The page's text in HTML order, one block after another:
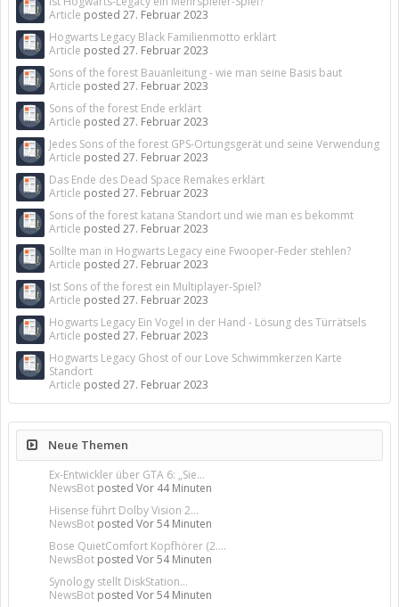
Article posted 27. Februar 2023
Hogwarts Legacy Black Familienmotto erklärt
Article posted 27. Februar 2023
Sons of the forest Bauanleitung - wie man seine Basis baut
Article posted 27. Februar 2023
Sons of the forest Ende erklärt
Article posted 27. Februar 2023
Jedes Sons of the forest GPS-Ortungsgerät und seine Verwendung
Article posted 27. Februar 2023
Das Ende des Dead Space Remakes erklärt
Article posted 27. Februar 2023
Sons of the forest katana Standort und wie man es bekommt
Article posted 27. Februar 2023
Sollte man in Hogwarts Legacy eine Fwooper-Feder stehlen?
Article posted 27. Februar 2023
Ist Sons of the forest ein Multiplayer-Spiel?
Article posted 27. Februar 2023
Hogwarts Legacy Ein Vogel in der Hand - Lösung des Türrätsels
Article posted 27. Februar 2023
Hogwarts Legacy Ghost of our Love Schwimmkerzen Karte
Standort
Article posted 27. Februar 2023
Neue Themen
Ex-Entwickler über GTA 6: „Sie...
NewsBot posted Vor 44 Minuten
Hisense führt Dolby Vision 2...
NewsBot posted Vor 54 Minuten
Bose QuietComfort Kopfhörer (2....
NewsBot posted Vor 54 Minuten
Synology stellt DiskStation...
NewsBot posted Vor 54 Minuten